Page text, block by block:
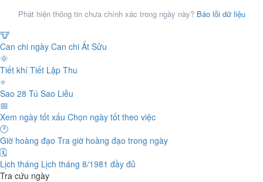
Phát hiện thông tin chưa chính xác trong ngày này? Báo lỗi dữ liệu
🐮
Can chi ngày Can chi Ất Sửu
🌞
Tiết khí Tiết Lập Thu
⭐
Sao 28 Tú Sao Liễu
📅
Xem ngày tốt xấu Chọn ngày tốt theo việc
🕐
Giờ hoàng đạo Tra giờ hoàng đạo trong ngày
🗓️
Lịch tháng Lịch tháng 8/1981 đầy đủ
Tra cứu ngày